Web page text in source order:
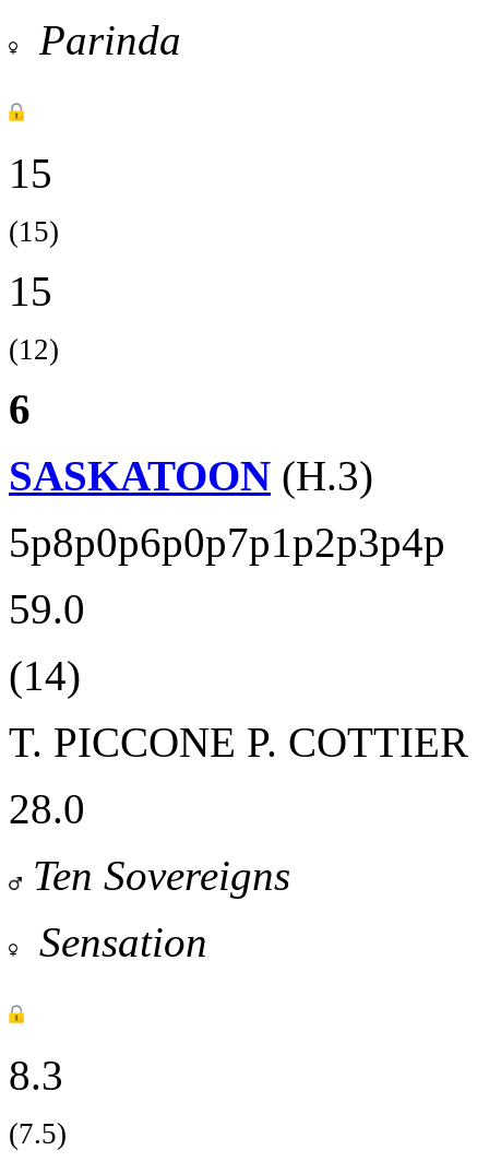
Parinda
15
(15)
15
(12)
6
SASKATOON (H.3)
5p8p0p6p0p7p1p2p3p4p
59.0
(14)
T. PICCONE P. COTTIER
28.0
Ten Sovereigns
Sensation
8.3
(7.5)